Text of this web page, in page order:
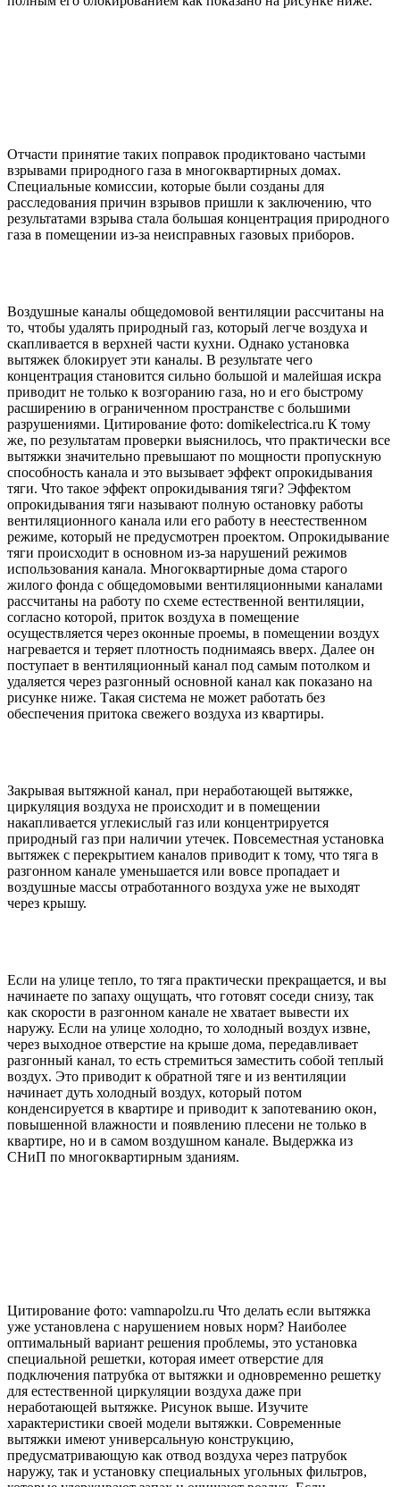
Отчасти принятие таких поправок продиктовано частыми
взрывами природного газа в многоквартирных домах.
Специальные комиссии, которые были созданы для
расследования причин взрывов пришли к заключению, что
результатами взрыва стала большая концентрация природного
газа в помещении из-за неисправных газовых приборов.
Воздушные каналы общедомовой вентиляции рассчитаны на
то, чтобы удалять природный газ, который легче воздуха и
скапливается в верхней части кухни. Однако установка
вытяжек блокирует эти каналы. В результате чего
концентрация становится сильно большой и малейшая искра
приводит не только к возгоранию газа, но и его быстрому
расширению в ограниченном пространстве с большими
разрушениями. Цитирование фото: domikelectrica.ru К тому
же, по результатам проверки выяснилось, что практически все
вытяжки значительно превышают по мощности пропускную
способность канала и это вызывает эффект опрокидывания
тяги. Что такое эффект опрокидывания тяги? Эффектом
опрокидывания тяги называют полную остановку работы
вентиляционного канала или его работу в неестественном
режиме, который не предусмотрен проектом. Опрокидывание
тяги происходит в основном из-за нарушений режимов
использования канала. Многоквартирные дома старого
жилого фонда с общедомовыми вентиляционными каналами
рассчитаны на работу по схеме естественной вентиляции,
согласно которой, приток воздуха в помещение
осуществляется через оконные проемы, в помещении воздух
нагревается и теряет плотность поднимаясь вверх. Далее он
поступает в вентиляционный канал под самым потолком и
удаляется через разгонный основной канал как показано на
рисунке ниже. Такая система не может работать без
обеспечения притока свежего воздуха из квартиры.
Закрывая вытяжной канал, при неработающей вытяжке,
циркуляция воздуха не происходит и в помещении
накапливается углекислый газ или концентрируется
природный газ при наличии утечек. Повсеместная установка
вытяжек с перекрытием каналов приводит к тому, что тяга в
разгонном канале уменьшается или вовсе пропадает и
воздушные массы отработанного воздуха уже не выходят
через крышу.
Если на улице тепло, то тяга практически прекращается, и вы
начинаете по запаху ощущать, что готовят соседи снизу, так
как скорости в разгонном канале не хватает вывести их
наружу. Если на улице холодно, то холодный воздух извне,
через выходное отверстие на крыше дома, передавливает
разгонный канал, то есть стремиться заместить собой теплый
воздух. Это приводит к обратной тяге и из вентиляции
начинает дуть холодный воздух, который потом
конденсируется в квартире и приводит к запотеванию окон,
повышенной влажности и появлению плесени не только в
квартире, но и в самом воздушном канале. Выдержка из
СНиП по многоквартирным зданиям.
Цитирование фото: vamnapolzu.ru Что делать если вытяжка
уже установлена с нарушением новых норм? Наиболее
оптимальный вариант решения проблемы, это установка
специальной решетки, которая имеет отверстие для
подключения патрубка от вытяжки и одновременно решетку
для естественной циркуляции воздуха даже при
неработающей вытяжке. Рисунок выше. Изучите
характеристики своей модели вытяжки. Современные
вытяжки имеют универсальную конструкцию,
предусматривающую как отвод воздуха через патрубок
наружу, так и установку специальных угольных фильтров,